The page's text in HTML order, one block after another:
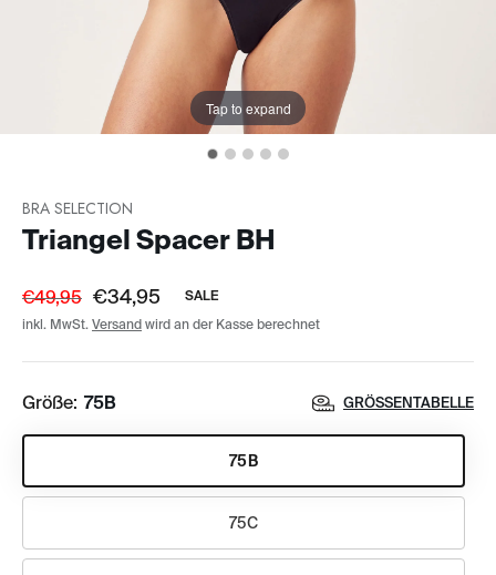
Tap to expand
BRA SELECTION
Triangel Spacer BH
€49,95 €34,95
SALE
inkl. MwSt. Versand wird an der Kasse berechnet
Größe: 75B GRÖSSENTABELLE
75B
75C